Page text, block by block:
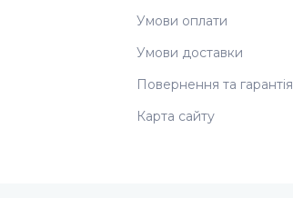
Умови оплати
Умови доставки
Повернення та гарантія
Карта сайту